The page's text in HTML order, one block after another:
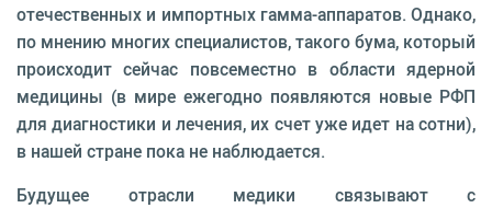
отечественных и импортных гамма-аппаратов. Однако,
по мнению многих специалистов, такого бума, который
происходит сейчас повсеместно в области ядерной
медицины (в мире ежегодно появляются новые РФП
для диагностики и лечения, их счет уже идет на сотни),
в нашей стране пока не наблюдается.
Будущее отрасли медики связывают с